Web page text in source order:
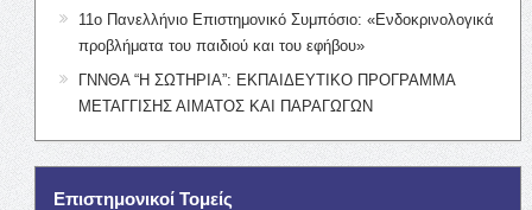
11ο Πανελλήνιο Επιστημονικό Συμπόσιο: «Ενδοκρινολογικά
προβλήματα του παιδιού και του εφήβου»
ΓΝΝΘΑ “Η ΣΩΤΗΡΙΑ”: ΕΚΠΑΙΔΕΥΤΙΚΟ ΠΡΟΓΡΑΜΜΑ
ΜΕΤΑΓΓΙΣΗΣ ΑΙΜΑΤΟΣ ΚΑΙ ΠΑΡΑΓΩΓΩΝ
Επιστημονικοί Τομείς